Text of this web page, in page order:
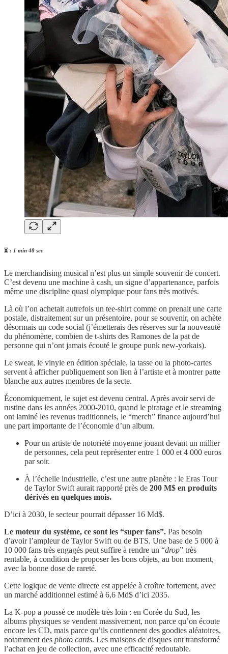
⏳ : 1 min 48 sec
Le merchandising musical n’est plus un simple souvenir de concert.
C’est devenu une machine à cash, un signe d’appartenance, parfois
même une discipline quasi olympique pour fans très motivés.
Là où l’on achetait autrefois un tee-shirt comme on prenait une carte
postale, distraitement sur un présentoire, pour se souvenir, on achète
désormais un code social (j’émetterais des réserves sur la nouveauté
du phénomène, combien de t-shirts des Ramones de la pat de
personne qui n’ont jamais écouté le groupe punk new-yorkais).
Le sweat, le vinyle en édition spéciale, la tasse ou la photo-cartes
servent à afficher publiquement son lien à l’artiste et à montrer patte
blanche aux autres membres de la secte.
Économiquement, le sujet est devenu central. Après avoir servi de
rustine dans les années 2000-2010, quand le piratage et le streaming
ont laminé les revenus traditionnels, le “merch” finance aujourd’hui
une part importante de l’économie d’un album.
Pour un artiste de notoriété moyenne jouant devant un millier
de personnes, cela peut représenter entre 1 000 et 4 000 euros
par soir.
À l’échelle industrielle, c’est une autre planète : le Eras Tour
de Taylor Swift aurait rapporté près de 200 M$ en produits
dérivés en quelques mois.
D’ici à 2030, le secteur pourrait dépasser 16 Md$.
Le moteur du système, ce sont les “super fans”. Pas besoin
d’avoir l’ampleur de Taylor Swift ou de BTS. Une base de 5 000 à
10 000 fans très engagés peut suffire à rendre un “drop” très
rentable, à condition de proposer les bons objets, au bon moment,
avec la bonne dose de rareté.
Cette logique de vente directe est appelée à croître fortement, avec
un marché additionnel estimé à 6,6 Md$ d’ici 2035.
La K-pop a poussé ce modèle très loin : en Corée du Sud, les
albums physiques se vendent massivement, non parce qu’on écoute
encore les CD, mais parce qu’ils contiennent des goodies aléatoires,
notamment des photo cards. Les maisons de disques ont transformé
l’achat en jeu de collection, avec une efficacité redoutable.